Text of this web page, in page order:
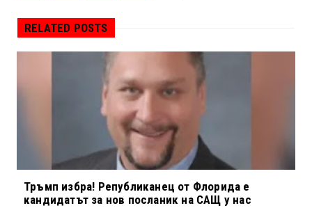
RELATED POSTS
Тръмп избра! Републиканец от Флорида е
кандидатът за нов посланик на САЩ у нас